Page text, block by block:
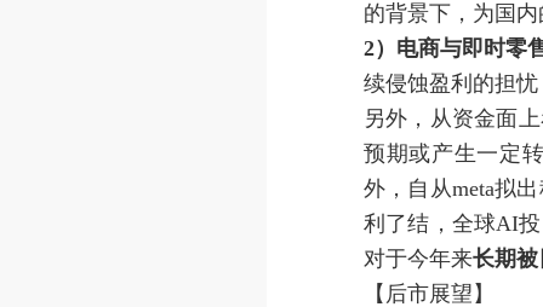
的背景下，为国
2）电商与即时零
续侵蚀盈利的担
另外，从资金面
预期或产生一定
外，自从meta拟
利了结，全球AI
对于今年来长期
【后市展望】